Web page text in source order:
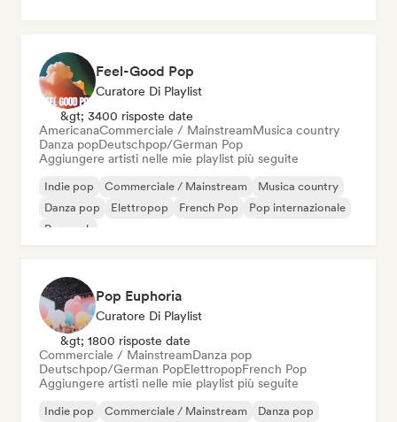
Feel-Good Pop
Curatore Di Playlist
&gt; 3400 risposte date
AmericanaCommerciale / MainstreamMusica country
Danza popDeutschpop/German Pop
Aggiungere artisti nelle mie playlist più seguite
Indie pop Commerciale / Mainstream
Musica country
Danza pop
Elettropop French Pop
Pop internazionale
Pop rock
Pop Euphoria
Curatore Di Playlist
&gt; 1800 risposte date
Commerciale / MainstreamDanza pop
Deutschpop/German PopElettropopFrench Pop
Aggiungere artisti nelle mie playlist più seguite
Indie pop Commerciale / Mainstream
Danza pop